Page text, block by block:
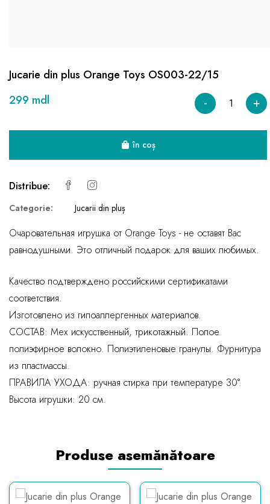
Jucarie din plus Orange Toys OS003-22/15
299 mdl
- +
în coș
Distribue:
Categorie: Jucarii din pluș
Очаровательная игрушка от Orange Toys - не оставят Вас
равнодушными. Это отличный подарок для ваших любимых.
Качество подтверждено российскими сертификатами
соответствия.
Изготовлено из гипоаллергенных материалов.
СОСТАВ: Мех искусственный, трикотажный. Полое
полиэфирное волокно. Полиэтиленовые гранулы. Фурнитура
из пластмассы.
ПРАВИЛА УХОДА: ручная стирка при температуре 30°.
Высота игрушки: 20 см.
Produse asemănătoare